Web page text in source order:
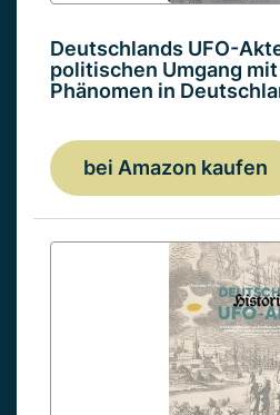
Deutschlands UFO-
politischen Umgang
Phänomen in
bei Amazon kaufen